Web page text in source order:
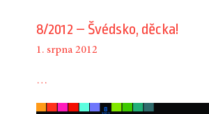
8/2012 – Švédsko, děcka!
1. srpna 2012
…